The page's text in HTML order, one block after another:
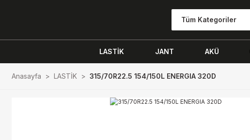
Tüm Kategoriler
LASTİK JANT AKÜ
Anasayfa LASTİK 315/70R22.5 154/150L ENERGIA 320D